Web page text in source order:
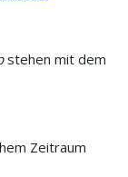
stehen mit dem
Zeitraum